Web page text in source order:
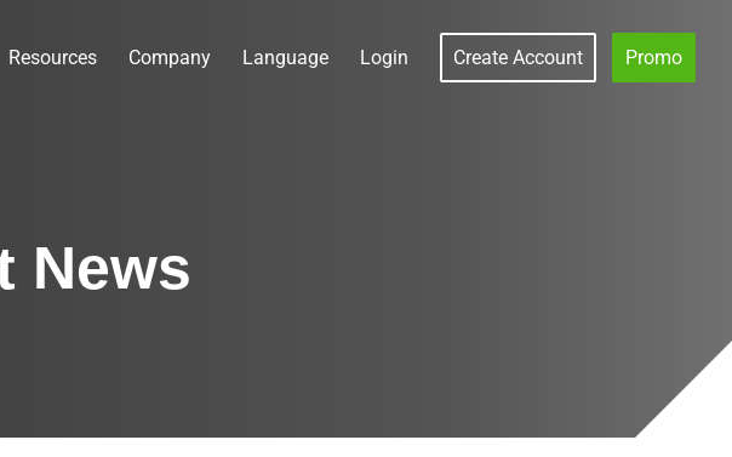
Resources Company Language Login Create Account Promo
News